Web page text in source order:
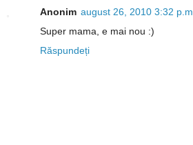
Anonim august 26, 2010 3:32 p.m.
Super mama, e mai nou :)
Răspundeți